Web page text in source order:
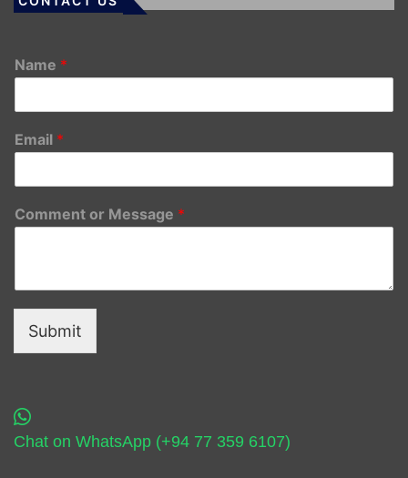
Name *
Email *
Comment or Message *
Submit
Chat on WhatsApp (+94 77 359 6107)